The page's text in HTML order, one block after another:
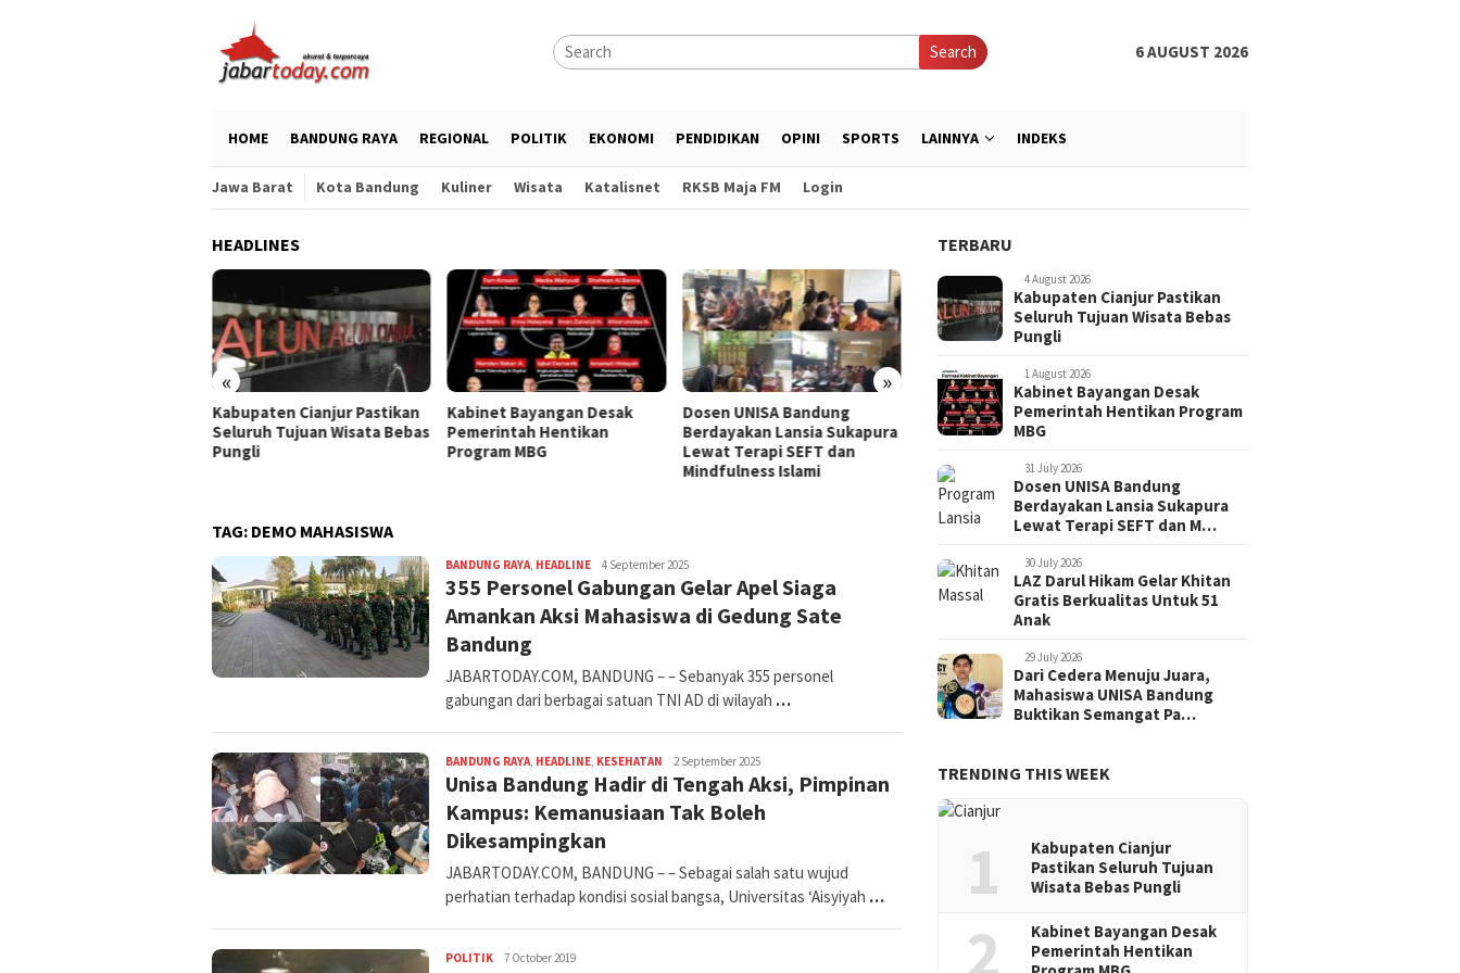
Search 6 AUGUST 2026
HOME BANDUNG RAYA REGIONAL POLITIK EKONOMI PENDIDIKAN OPINI SPORTS LAINNYA INDEKS
Jawa Barat Kota Bandung Kuliner Wisata Katalisnet RKSB Maja FM Login
HEADLINES
« »
Kabupaten Cianjur Pastikan
Seluruh Tujuan Wisata Bebas
Pungli
Kabinet Bayangan Desak
Pemerintah Hentikan
Program MBG
Dosen UNISA Bandung
Berdayakan Lansia Sukapura
Lewat Terapi SEFT dan
Mindfulness Islami
LAZ Darul Hikam Gelar Khitan
Gratis Berkualitas Untuk 51
Dari Cedera Menuju Juara,
TAG: DEMO MAHASISWA
BANDUNG RAYA, HEADLINEIman4 September 2025
355 Personel Gabungan Gelar Apel Siaga
Amankan Aksi Mahasiswa di Gedung Sate
Bandung
JABARTODAY.COM, BANDUNG – – Sebanyak 355 personel
gabungan dari berbagai satuan TNI AD di wilayah …
BANDUNG RAYA, HEADLINE, KESEHATAN Iman
2 September 2025
Unisa Bandung Hadir di Tengah Aksi, Pimpinan
Kampus: Kemanusiaan Tak Boleh
Dikesampingkan
JABARTODAY.COM, BANDUNG – – Sebagai salah satu wujud
perhatian terhadap kondisi sosial bangsa, Universitas ‘Aisyiyah …
POLITIKJabar
7 October 2019
TERBARU
4 August 2026
Kabupaten Cianjur Pastikan
Seluruh Tujuan Wisata Bebas
Pungli
1 August 2026
Kabinet Bayangan Desak
Pemerintah Hentikan Program
MBG
31 July 2026
Dosen UNISA Bandung
Berdayakan Lansia Sukapura
Lewat Terapi SEFT dan M…
30 July 2026
LAZ Darul Hikam Gelar Khitan
Gratis Berkualitas Untuk 51
Anak
29 July 2026
Dari Cedera Menuju Juara,
Mahasiswa UNISA Bandung
Buktikan Semangat Pa…
TRENDING THIS WEEK
1
Kabupaten Cianjur
Pastikan Seluruh Tujuan
Wisata Bebas Pungli
2
Kabinet Bayangan Desak
Pemerintah Hentikan